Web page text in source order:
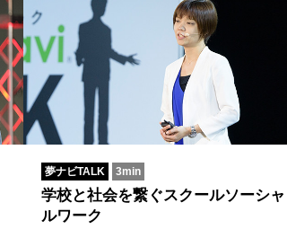
夢ナビTALK 3min
学校と社会を繋ぐスクールソーシャ
ルワーク